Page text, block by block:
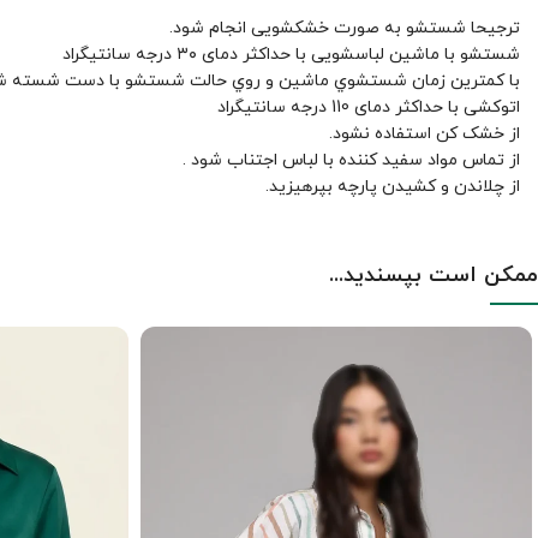
ترجیحا شستشو به صورت خشکشویی انجام شود.
شستشو با ماشین لباسشویی با حداکثر دمای ۳۰ درجه سانتیگراد
با کمترين زمان شستشوي ماشين و روي حالت شستشو با دست شسته
اتوکشی با حداکثر دمای 110 درجه سانتیگراد
از خشک کن استفاده نشود.
از تماس مواد سفید کننده با لباس اجتناب شود .
از چلاندن و کشيدن پارچه بپرهيزيد.
ممکن است بپسندید...